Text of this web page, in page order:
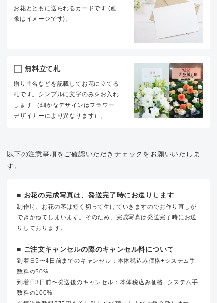
お花とともに送られるカードです (画
像はイメージです)。
無料立て札
贈り主名などを記載してお花に立てる
札です。シンプルに文字のみをお入れ
します （細かなデザインはフラワー
デザイナーにより異なります）。
以下の注意事項をご確認いただきチェックをお願いいたしま
す。
■ お花の完成写真は、発送完了時にお送りします
制作時、お花の茎は短く切って生けていきますのでお作り直しが
できかねてしまいます。そのため、完成写真は発送完了時にお送
りしております。
■ ご注文キャンセルの際のキャンセル料について
到着日5〜4日前までのキャンセル：本体税込み価格+システム手
数料の50%
到着日3日前〜発送後のキャンセル：本体税込み価格+システム手
数料の100%